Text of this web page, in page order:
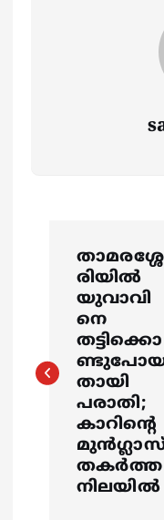
t
താമരശ്ശേ
രിയിൽ
യുവാവി
നെ
തട്ടിക്കൊ
തായി
പരാതി;
കാറിന്റെ
തകർത്ത
നിലയിൽ